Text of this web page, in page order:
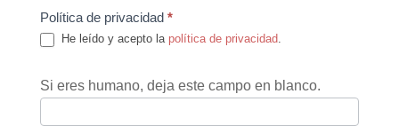
Política de privacidad *
He leído y acepto la política de privacidad.
Si eres humano, deja este campo en blanco.